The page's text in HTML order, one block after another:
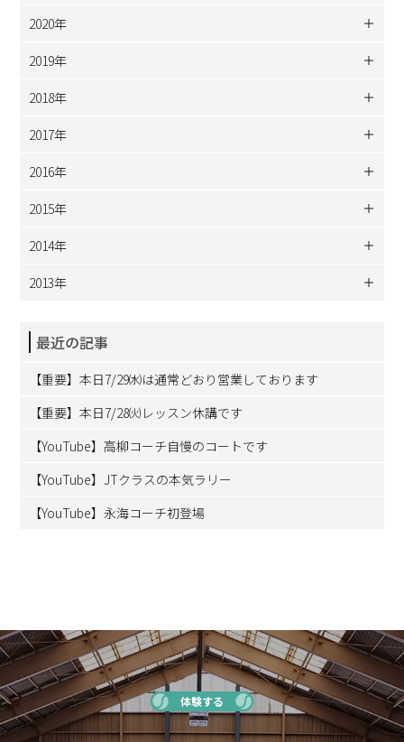
2020年
2019年
2018年
2017年
2016年
2015年
2014年
2013年
最近の記事
【重要】本日7/29㈬は通常どおり営業しております
【重要】本日7/28㈫レッスン休講です
【YouTube】高柳コーチ自慢のコートです
【YouTube】JTクラスの本気ラリー
【YouTube】永海コーチ初登場
体験する